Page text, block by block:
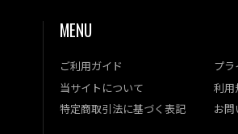
MENU
ご利用ガイド
当サイトについて
特定商取引法に基づく表記
プ
利用
お問